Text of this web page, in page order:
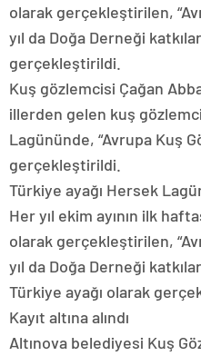
olarak gerçekleştirilen,
yıl da Doğa Derneği
gerçekleştirildi.
Kuş gözlemcisi Çağan
illerden gelen kuş
Lagününde, “Avrupa Kuş
gerçekleştirildi.
Türkiye ayağı Hersek
Her yıl ekim ayının ilk
olarak gerçekleştirilen,
yıl da Doğa Derneği
Türkiye ayağı olarak
Kayıt altına alındı
Altınova belediyesi Kuş